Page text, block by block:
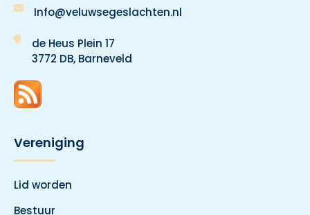
Info@veluwsegeslachten.nl
de Heus Plein 17
3772 DB, Barneveld
Vereniging
Lid worden
Bestuur